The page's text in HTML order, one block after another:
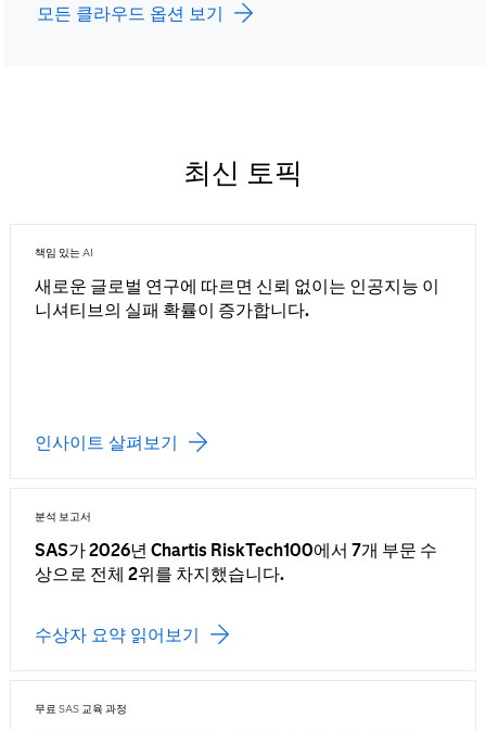
모든 클라우드 옵션 보기
최신 토픽
책임 있는 AI
새로운 글로벌 연구에 따르면 신뢰 없이는 인공지능 이
니셔티브의 실패 확률이 증가합니다.
인사이트 살펴보기
분석 보고서
SAS가 2026년 Chartis RiskTech100에서 7개 부문 수
상으로 전체 2위를 차지했습니다.
수상자 요약 읽어보기
무료 SAS 교육 과정